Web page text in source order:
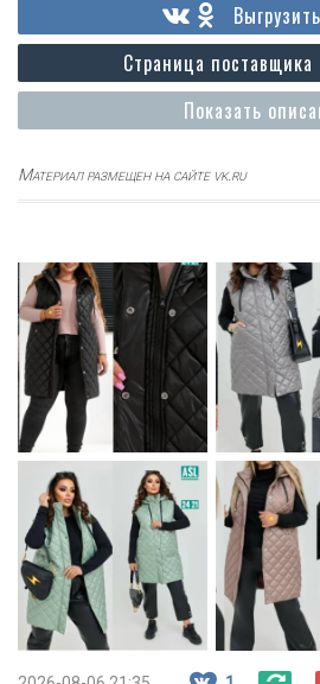
Показать
Страница поставщика
Материал размещен на сайте vk.ru